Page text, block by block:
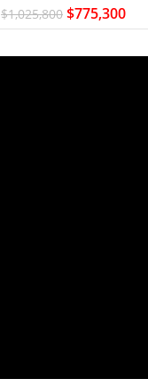
$1,025,800 $775,300